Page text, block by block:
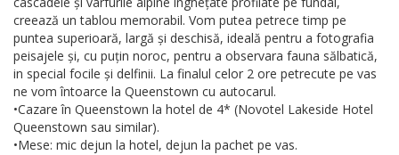
creează un tablou memorabil. Vom putea petrece timp pe
puntea superioară, largă și deschisă, ideală pentru a fotografia
peisajele și, cu puțin noroc, pentru a observara fauna sălbatică,
in special focile și delfinii. La finalul celor 2 ore petrecute pe vas
ne vom întoarce la Queenstown cu autocarul.
•Cazare în Queenstown la hotel de 4* (Novotel Lakeside Hotel
Queenstown sau similar).
•Mese: mic dejun la hotel, dejun la pachet pe vas.